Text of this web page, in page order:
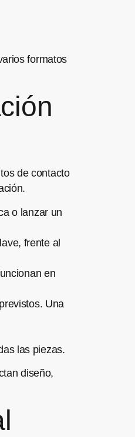
formatos
de contacto
o lanzar un
frente al
en
Una
las piezas.
diseño,